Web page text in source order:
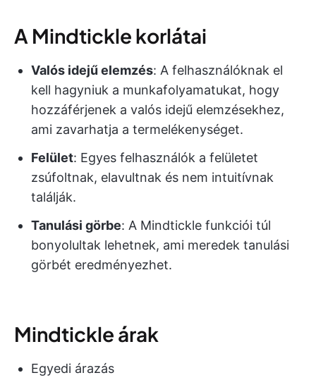
A Mindtickle korlátai
Valós idejű elemzés: A felhasználóknak el
kell hagyniuk a munkafolyamatukat, hogy
hozzáférjenek a valós idejű elemzésekhez,
ami zavarhatja a termelékenységet.
Felület: Egyes felhasználók a felületet
zsúfoltnak, elavultnak és nem intuitívnak
találják.
Tanulási görbe: A Mindtickle funkciói túl
bonyolultak lehetnek, ami meredek tanulási
görbét eredményezhet.
Mindtickle árak
Egyedi árazás